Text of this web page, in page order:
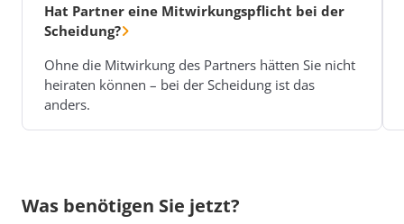
Hat Partner eine Mitwirkungspflicht bei der
Scheidung?
Ohne die Mitwirkung des Partners hätten Sie nicht
heiraten können – bei der Scheidung ist das
anders.
Was benötigen Sie jetzt?